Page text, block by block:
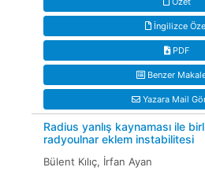
İngilizce
PDF
Benzer
Yazara Mail
Radius yanlış kaynaması ile
radyoulnar eklem instabilitesi
Bülent Kılıç, İrfan Ayan